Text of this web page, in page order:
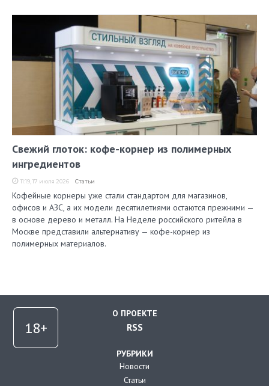
Свежий глоток: кофе-корнер из полимерных
ингредиентов
11:19, 17 июля 2026 Статьи
Кофейные корнеры уже стали стандартом для магазинов,
офисов и АЗС, а их модели десятилетиями остаются прежними —
в основе дерево и металл. На Неделе российского ритейла в
Москве представили альтернативу — кофе-корнер из
полимерных материалов.
О ПРОЕКТЕ
RSS
РУБРИКИ
Новости
Статьи